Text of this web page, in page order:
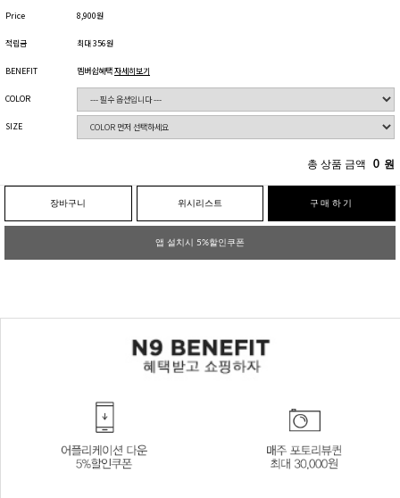
Price 8,900원
적립금 최대 356원
BENEFIT 멤버쉽혜택자세히보기
COLOR
SIZE
총 상품 금액 0 원
장바구니 위시리스트 구매하기
앱 설치시 5%할인쿠폰